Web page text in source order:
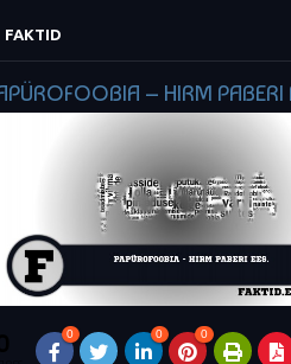
FAKTID
– HIRM PABERI
0 0 0